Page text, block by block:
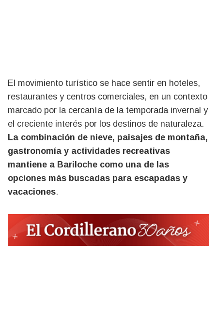
El movimiento turístico se hace sentir en hoteles,
restaurantes y centros comerciales, en un contexto
marcado por la cercanía de la temporada invernal y
el creciente interés por los destinos de naturaleza.
La combinación de nieve, paisajes de montaña,
gastronomía y actividades recreativas
mantiene a Bariloche como una de las
opciones más buscadas para escapadas y
vacaciones.